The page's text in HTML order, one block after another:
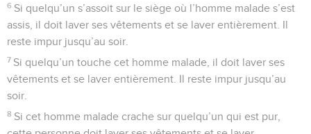
6 Si quelqu’un s’assoit sur le siège où l’homme malade s’est
assis, il doit laver ses vêtements et se laver entièrement. Il
reste impur jusqu’au soir.
7 Si quelqu’un touche cet homme malade, il doit laver ses
vêtements et se laver entièrement. Il reste impur jusqu’au
soir.
8 Si cet homme malade crache sur quelqu’un qui est pur,